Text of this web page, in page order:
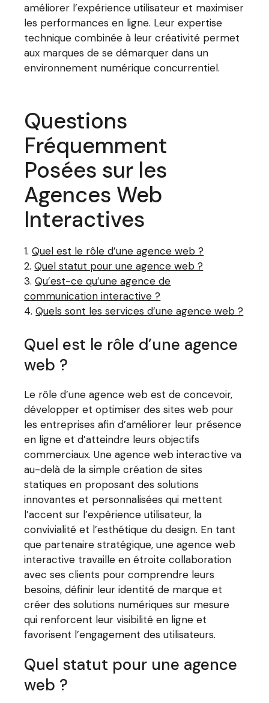
améliorer l’expérience utilisateur et maximiser
les performances en ligne. Leur expertise
technique combinée à leur créativité permet
aux marques de se démarquer dans un
environnement numérique concurrentiel.
Questions
Fréquemment
Posées sur les
Agences Web
Interactives
Quel est le rôle d’une agence web ?
Quel statut pour une agence web ?
Qu’est-ce qu’une agence de
communication interactive ?
Quels sont les services d’une agence web ?
Quel est le rôle d’une agence
web ?
Le rôle d’une agence web est de concevoir,
développer et optimiser des sites web pour
les entreprises afin d’améliorer leur présence
en ligne et d’atteindre leurs objectifs
commerciaux. Une agence web interactive va
au-delà de la simple création de sites
statiques en proposant des solutions
innovantes et personnalisées qui mettent
l’accent sur l’expérience utilisateur, la
convivialité et l’esthétique du design. En tant
que partenaire stratégique, une agence web
interactive travaille en étroite collaboration
avec ses clients pour comprendre leurs
besoins, définir leur identité de marque et
créer des solutions numériques sur mesure
qui renforcent leur visibilité en ligne et
favorisent l’engagement des utilisateurs.
Quel statut pour une agence
web ?